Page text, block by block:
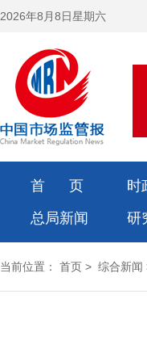
2026年8月8日星期六
首 页 时
总局新闻
研
当前位置： 首页 > 综合新闻